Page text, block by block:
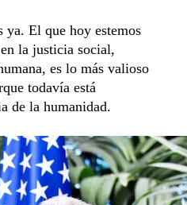
El que hoy estemos
la justicia social,
es lo más valioso
todavía está
de la humanidad.